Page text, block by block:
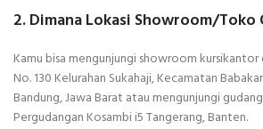
2. Dimana Lokasi Showroom/Toko
Kamu bisa mengunjungi showroom kursikantor
No. 130 Kelurahan Sukahaji, Kecamatan
Bandung, Jawa Barat atau mengunjungi
Pergudangan Kosambi i5 Tangerang, Banten.